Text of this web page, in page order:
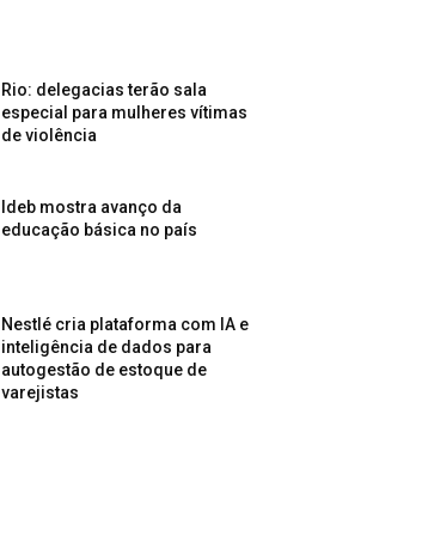
Rio: delegacias terão sala
especial para mulheres vítimas
de violência
Ideb mostra avanço da
educação básica no país
Nestlé cria plataforma com IA e
inteligência de dados para
autogestão de estoque de
varejistas